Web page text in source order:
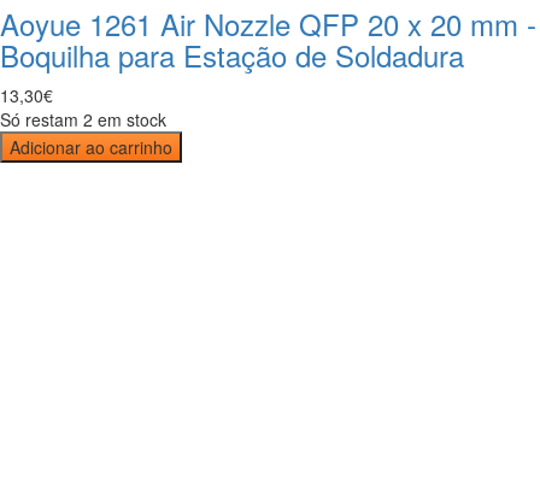
Aoyue 1261 Air Nozzle QFP 20 x 20 mm -
Boquilha para Estação de Soldadura
13,30€
Só restam 2 em stock
Adicionar ao carrinho